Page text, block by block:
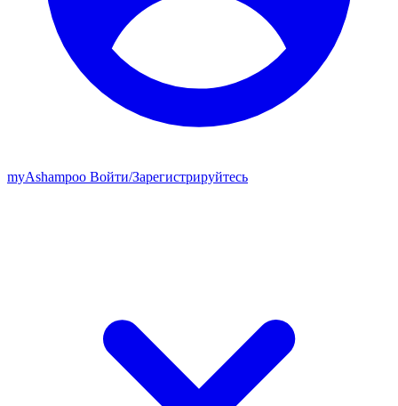
myAshampoo Войти/Зарегистрируйтесь